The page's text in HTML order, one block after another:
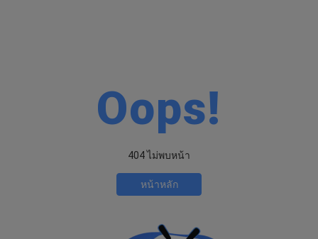
Oops!
404 ไม่พบหน้า
หน้าหลัก